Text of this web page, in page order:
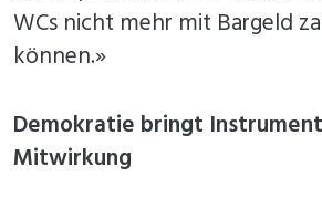
WCs nicht mehr mit Bargeld
können.»
Demokratie bringt
Mitwirkung